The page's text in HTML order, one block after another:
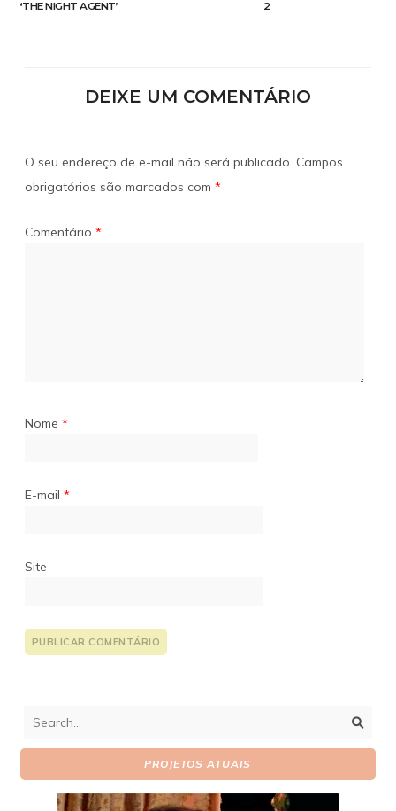
‘THE NIGHT AGENT’ 2
DEIXE UM COMENTÁRIO
O seu endereço de e-mail não será publicado. Campos
obrigatórios são marcados com *
Comentário *
Nome *
E-mail *
Site
PROJETOS ATUAIS